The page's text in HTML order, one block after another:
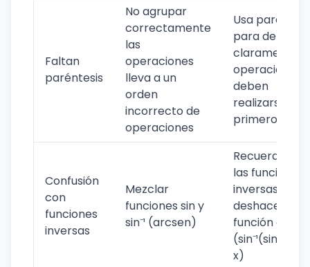
Faltan
paréntesis
No agrupar
correctamente
las
operaciones
lleva a un
orden
incorrecto de
operaciones
Usa
para definir
claramente
operaciones
deben
realizarse
primero
Confusión
con
funciones
inversas
Mezclar
funciones sin y
sin⁻¹ (arcsen)
Recuerda que
las funciones
inversas
deshacen la
función
(sin⁻¹(sin(x)) =
x)